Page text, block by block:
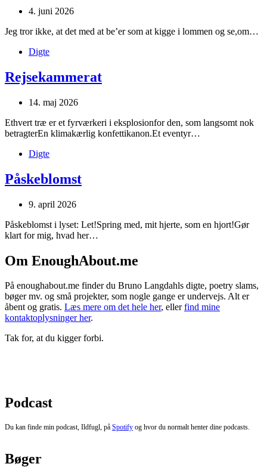
4. juni 2026
Jeg tror ikke, at det med at be’er som at kigge i lommen og se,om…
Digte
Rejsekammerat
14. maj 2026
Ethvert træ er et fyrværkeri i eksplosionfor den, som langsomt nok
betragterEn klimakærlig konfettikanon.Et eventyr…
Digte
Påskeblomst
9. april 2026
Påskeblomst i lyset: Let!Spring med, mit hjerte, som en hjort!Gør
klart for mig, hvad her…
Om EnoughAbout.me
På enoughabout.me finder du Bruno Langdahls digte, poetry slams,
bøger mv. og små projekter, som nogle gange er undervejs. Alt er
åbent og gratis. Læs mere om det hele her, ellerfind mine
kontaktoplysninger her.
Tak for, at du kigger forbi.
Podcast
Du kan finde min podcast, Ildfugl, på Spotify og hvor du normalt henter dine podcasts.
Bøger